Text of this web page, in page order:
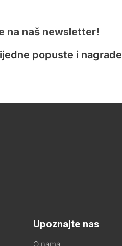
na naš newsletter!
popuste i nagrade
Upoznajte nas